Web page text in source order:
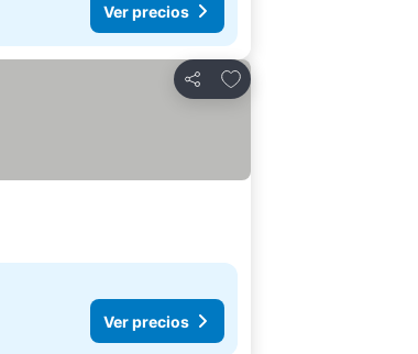
Ver precios
Compartir
Añadir a favoritos
Ver precios